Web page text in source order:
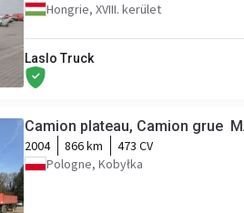
Hongrie, XVIII. kerület
Laslo Truck
Camion plateau, Camion grue
2004 866 km
473 CV
Pologne, Kobyłka